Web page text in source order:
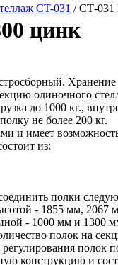
CT-031 / СТ-031
цинк
Хранение
одиночного
до 1000 кг.,
не более 200 кг.
и имеет
из:
полки
- 1855 мм,
- 1000 мм и 1300
полок на
полок
конструкцию и